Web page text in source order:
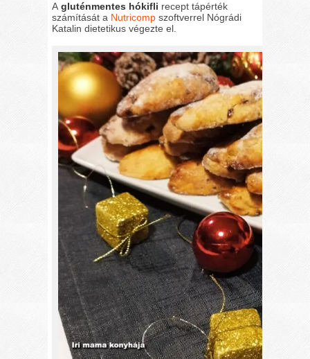
A gluténmentes hókifli recept tápérték
számítását a Nutricomp szoftverrel Nógrádi
Katalin dietetikus végezte el.